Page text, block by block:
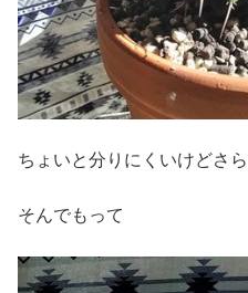
ちょいと分りにくいけどさ
そんでもって